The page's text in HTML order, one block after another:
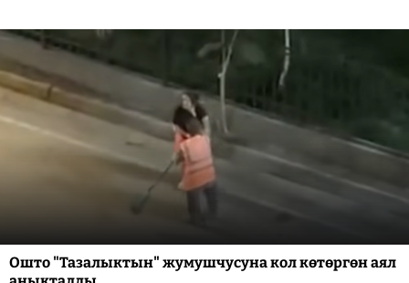
Ошто "Тазалыктын" жумушчусуна кол көтөргөн аял